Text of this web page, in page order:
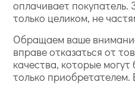
оплачивает покупатель.
только целиком, не
Обращаем ваше
вправе отказаться от
качества, которые
только приобретателем.